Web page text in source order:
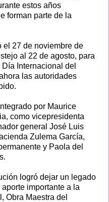
estos años
forman parte de la
el 27 de noviembre de
al 22 de agosto, para
Internacional del
las autoridades
por Maurice
como vicepresidenta
general José Luis
Zulema García,
y Paola del
logró dejar un legado
importante a la
Obra Maestra del